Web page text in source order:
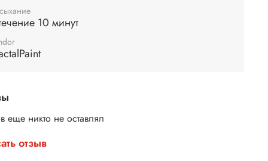
10 минут
еще никто не оставлял
отзыв